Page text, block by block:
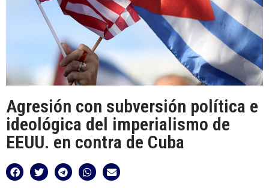
Agresión con subversión política e
ideológica del imperialismo de
EEUU. en contra de Cuba